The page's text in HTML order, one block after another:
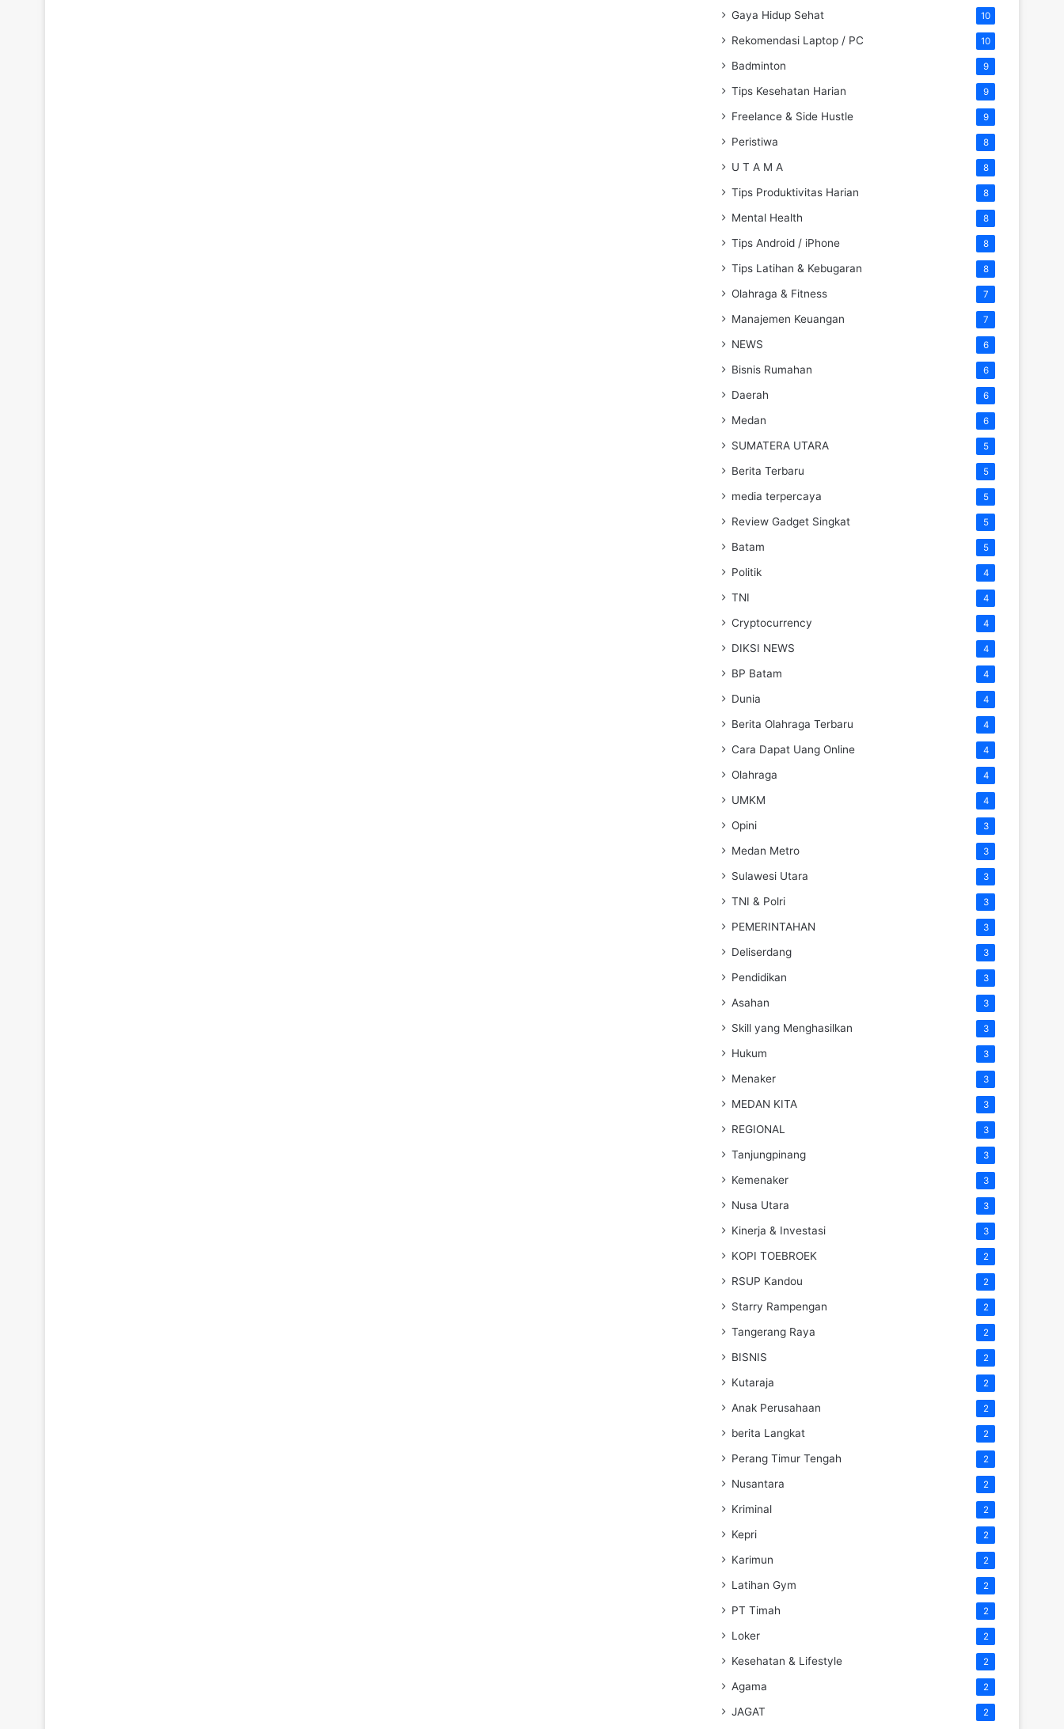
Gaya Hidup Sehat 10
Rekomendasi Laptop / PC 10
Badminton 9
Tips Kesehatan Harian 9
Freelance & Side Hustle 9
Peristiwa 8
U T A M A 8
Tips Produktivitas Harian 8
Mental Health 8
Tips Android / iPhone 8
Tips Latihan & Kebugaran 8
Olahraga & Fitness 7
Manajemen Keuangan 7
NEWS 6
Bisnis Rumahan 6
Daerah 6
Medan 6
SUMATERA UTARA 5
Berita Terbaru 5
media terpercaya 5
Review Gadget Singkat 5
Batam 5
Politik 4
TNI 4
Cryptocurrency 4
DIKSI NEWS 4
BP Batam 4
Dunia 4
Berita Olahraga Terbaru 4
Cara Dapat Uang Online 4
Olahraga 4
UMKM 4
Opini 3
Medan Metro 3
Sulawesi Utara 3
TNI & Polri 3
PEMERINTAHAN 3
Deliserdang 3
Pendidikan 3
Asahan 3
Skill yang Menghasilkan 3
Hukum 3
Menaker 3
MEDAN KITA 3
REGIONAL 3
Tanjungpinang 3
Kemenaker 3
Nusa Utara 3
Kinerja & Investasi 3
KOPI TOEBROEK 2
RSUP Kandou 2
Starry Rampengan 2
Tangerang Raya 2
BISNIS 2
Kutaraja 2
Anak Perusahaan 2
berita Langkat 2
Perang Timur Tengah 2
Nusantara 2
Kriminal 2
Kepri 2
Karimun 2
Latihan Gym 2
PT Timah 2
Loker 2
Kesehatan & Lifestyle 2
Agama 2
JAGAT 2